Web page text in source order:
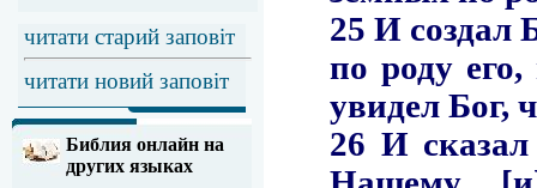
читати старий заповіт
читати новий заповіт
Библия онлайн на
других языках